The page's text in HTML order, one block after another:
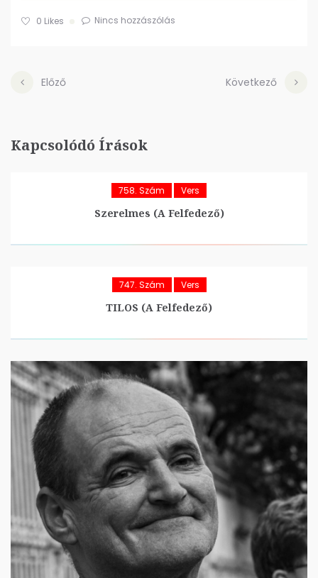
0 Likes Nincs hozzászólás
Előző Következő
Kapcsolódó Írások
758. Szám Vers
Szerelmes (A Felfedező)
747. Szám Vers
TILOS (A Felfedező)